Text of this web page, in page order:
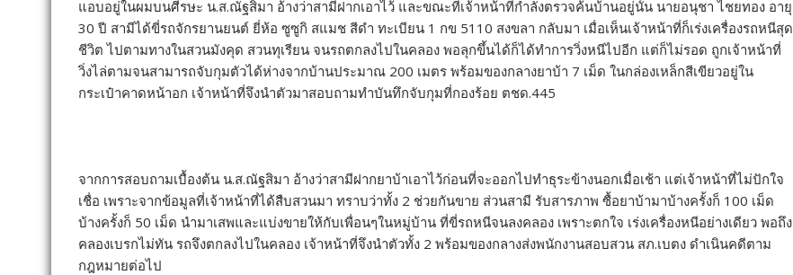
แอบอยู่ในผมบนศีรษะ น.ส.ณัฐสิมา อ้างว่าสามีฝากเอาไว้ และขณะที่เจ้าหน้าที่กำลังตรวจค้นบ้านอยู่นั้น นายอนุชา ไชยทอง อายุ
30 ปี สามีได้ขี่รถจักรยานยนต์ ยี่ห้อ ซูซูกิ สแมช สีดำ ทะเบียน 1 กข 5110 สงขลา กลับมา เมื่อเห็นเจ้าหน้าที่ก็เร่งเครื่องรถหนีสุด
ชีวิต ไปตามทางในสวนมังคุด สวนทุเรียน จนรถตกลงไปในคลอง พอลุกขึ้นได้ก็ได้ทำการวิ่งหนีไปอีก แต่ก็ไม่รอด ถูกเจ้าหน้าที่
วิ่งไล่ตามจนสามารถจับกุมตัวได้ห่างจากบ้านประมาณ 200 เมตร พร้อมของกลางยาบ้า 7 เม็ด ในกล่องเหล็กสีเขียวอยู่ใน
กระเป๋าคาดหน้าอก เจ้าหน้าที่จึงนำตัวมาสอบถามทำบันทึกจับกุมที่กองร้อย ตชด.445
จากการสอบถามเบื้องต้น น.ส.ณัฐสิมา อ้างว่าสามีฝากยาบ้าเอาไว้ก่อนที่จะออกไปทำธุระข้างนอกเมื่อเช้า แต่เจ้าหน้าที่ไม่ปักใจ
เชื่อ เพราะจากข้อมูลที่เจ้าหน้าที่ได้สืบสวนมา ทราบว่าทั้ง 2 ช่วยกันขาย ส่วนสามี รับสารภาพ ซื้อยาบ้ามาบ้างครั้งก็ 100 เม็ด
บ้างครั้งก็ 50 เม็ด นำมาเสพและแบ่งขายให้กับเพื่อนๆในหมู่บ้าน ที่ขี่รถหนีจนลงคลอง เพราะตกใจ เร่งเครื่องหนีอย่างเดียว พอถึง
คลองเบรกไม่ทัน รถจึงตกลงไปในคลอง เจ้าหน้าที่จึงนำตัวทั้ง 2 พร้อมของกลางส่งพนักงานสอบสวน สภ.เบตง ดำเนินคดีตาม
กฎหมายต่อไป